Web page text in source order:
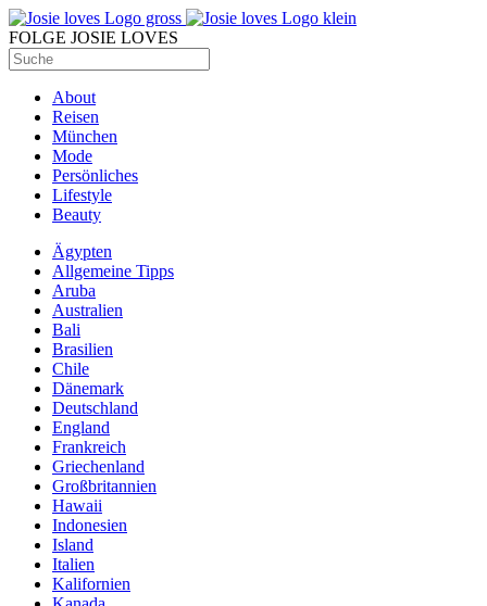
FOLGE JOSIE LOVES
About
Reisen
München
Mode
Persönliches
Lifestyle
Beauty
Ägypten
Allgemeine Tipps
Aruba
Australien
Bali
Brasilien
Chile
Dänemark
Deutschland
England
Frankreich
Griechenland
Großbritannien
Hawaii
Indonesien
Island
Italien
Kalifornien